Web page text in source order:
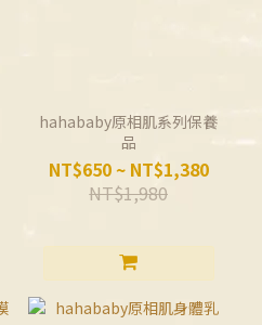
hahababy原相肌系列保養
品
NT$650 ~ NT$1,380
NT$1,980